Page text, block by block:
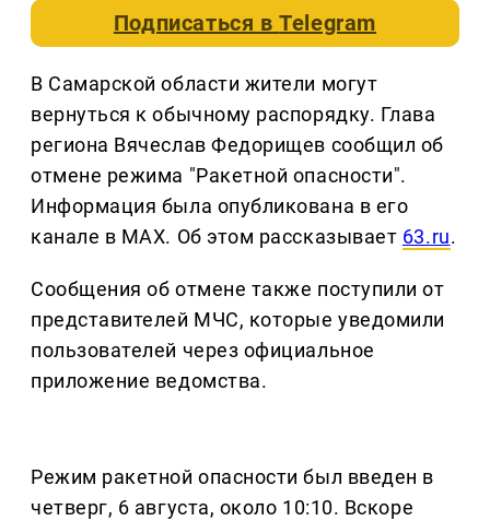
Подписаться вTelegram
В Самарской области жители могут
вернуться к обычному распорядку. Глава
региона Вячеслав Федорищев сообщил об
отмене режима "Ракетной опасности".
Информация была опубликована в его
канале в MAX. Об этом рассказывает 63.ru.
Сообщения об отмене также поступили от
представителей МЧС, которые уведомили
пользователей через официальное
приложение ведомства.
Режим ракетной опасности был введен в
четверг, 6 августа, около 10:10. Вскоре